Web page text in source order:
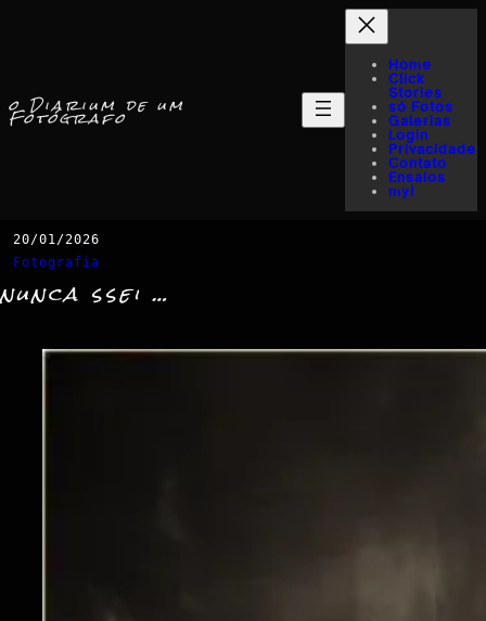
o Diarium de um
Fotógrafo
Home
Click
Stories
só Fotos
Galerias
Login
Privacidade
Contato
Ensaios
myI
20/01/2026
Fotografia
nunca ssei …